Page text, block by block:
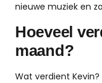
nieuwe muziek en
Hoeveel
maand?
Wat verdient